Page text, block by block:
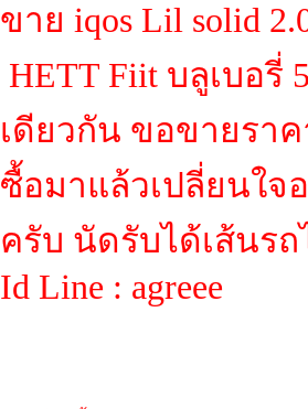
ขาย iqos Lil solid
HETT Fiit บลูเบอรี่
เดียวกัน ขอขายราค
ซื้อมาแล้วเปลี่ยนใจ
ครับ นัดรับได้เส้นร
Id Line : agreee